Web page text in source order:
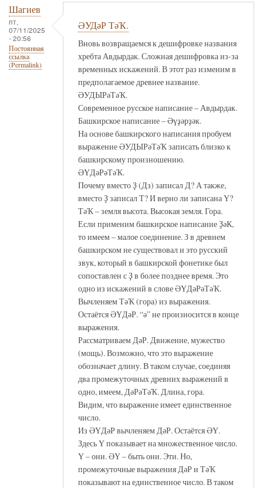
Шагиев
пт,
07/11/2025
- 20:56
Постоянная
ссылка
(Permalink)
ӘУДәР ТәҠ.
Вновь возвращаемся к дешифровке названия
хребта Авдырдак. Сложная дешифровка из-за
временных искажений. В этот раз изменим в
предполагаемое древнее название.
ӘУДЫРәТәҠ.
Современное русское написание – Авдырдак.
Башкирское написание – Әүҙәрҙәк.
На основе башкирского написания пробуем
выражение ӘУДЫРәТәҠ записать близко к
башкирскому произношению.
ӘҮДәРәТәҠ.
Почему вместо Ҙ (Дз) записал Д? А также,
вместо Ҙ записал Т? И верно ли записана Ү?
ТәҠ – земля высота. Высокая земля. Гора.
Если применим башкирское написание ҘәК,
то имеем – малое соединение. З в древнем
башкирском не существовал и это русский
звук, который в башкирской фонетике был
сопоставлен с Ҙ в более позднее время. Это
одно из искажений в слове ӘҮДәРәТәҠ.
Вычленяем ТәҠ (гора) из выражения.
Остаётся ӘҮДәР. “ә” не произносится в конце
выражения.
Рассматриваем ДәР. Движение, мужество
(мощь). Возможно, что это выражение
обозначает длину. В таком случае, соединяя
два промежуточных древних выражений в
одно, имеем, ДәРәТәҠ. Длина, гора.
Видим, что выражение имеет единственное
число.
Из ӘҮДәР вычленяем ДәР. Остаётся ӘҮ.
Здесь Ү показывает на множественное число.
Ү – они. ӘҮ – быть они. Эти. Но,
промежуточные выражения ДәР и ТәҠ
показывают на единственное число. В таком